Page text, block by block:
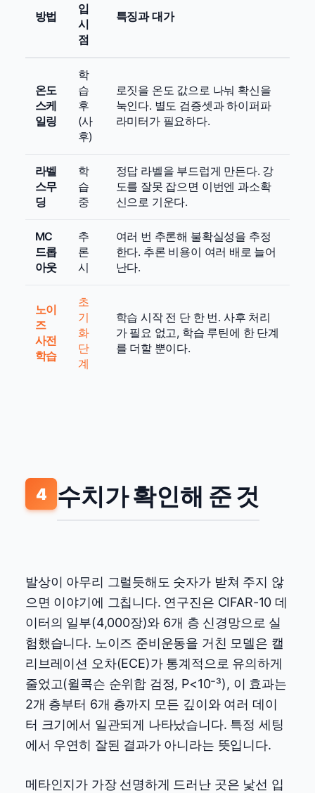
방법
입
시
점
특징과 대가
온도
스케
일링
학
습
후
(사
후)
로짓을 온도 값으로 나눠 확신을
눅인다. 별도 검증셋과 하이퍼파
라미터가 필요하다.
라벨
스무
딩
학
습
중
정답 라벨을 부드럽게 만든다. 강
도를 잘못 잡으면 이번엔 과소확
신으로 기운다.
MC
드롭
아웃
추
론
시
여러 번 추론해 불확실성을 추정
한다. 추론 비용이 여러 배로 늘어
난다.
노이
즈
사전
학습
초
기
화
단
계
학습 시작 전 단 한 번. 사후 처리
가 필요 없고, 학습 루틴에 한 단계
를 더할 뿐이다.
4 수치가 확인해 준 것
발상이 아무리 그럴듯해도 숫자가 받쳐 주지 않
으면 이야기에 그칩니다. 연구진은 CIFAR-10 데
이터의 일부(4,000장)와 6개 층 신경망으로 실
험했습니다. 노이즈 준비운동을 거친 모델은 캘
리브레이션 오차(ECE)가 통계적으로 유의하게
줄었고(윌콕슨 순위합 검정, P<10⁻³), 이 효과는
2개 층부터 6개 층까지 모든 깊이와 여러 데이
터 크기에서 일관되게 나타났습니다. 특정 세팅
에서 우연히 잘된 결과가 아니라는 뜻입니다.
메타인지가 가장 선명하게 드러난 곳은 낯선 입